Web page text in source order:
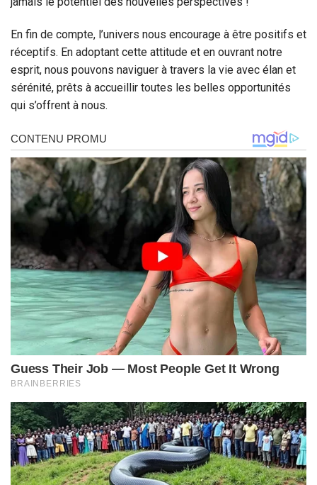
En fin de compte, l’univers nous encourage à être positifs et
réceptifs. En adoptant cette attitude et en ouvrant notre
esprit, nous pouvons naviguer à travers la vie avec élan et
sérénité, prêts à accueillir toutes les belles opportunités
qui s’offrent à nous.